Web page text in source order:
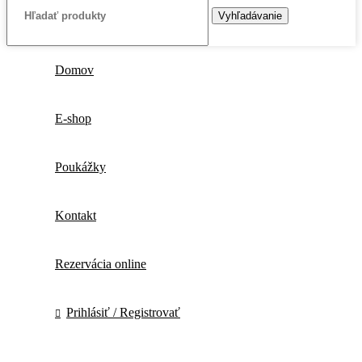
Vyhľadávanie
Domov
E-shop
Poukážky
Kontakt
Rezervácia online
Prihlásiť / Registrovať